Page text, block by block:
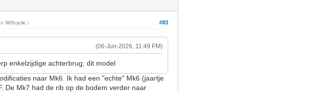
#83
365cycle .)
(06-Jun-2026, 11:49 PM)
enkelzijdige achterbrug; dit model
naar Mk6. Ik had een "echte" Mk6 (jaartje
De Mk7 had de rib op de bodem verder naar